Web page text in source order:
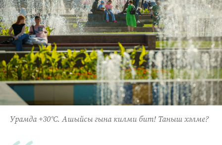
Урамда +30°C. Ашыйсы гына килми бит! Таныш хәлме?